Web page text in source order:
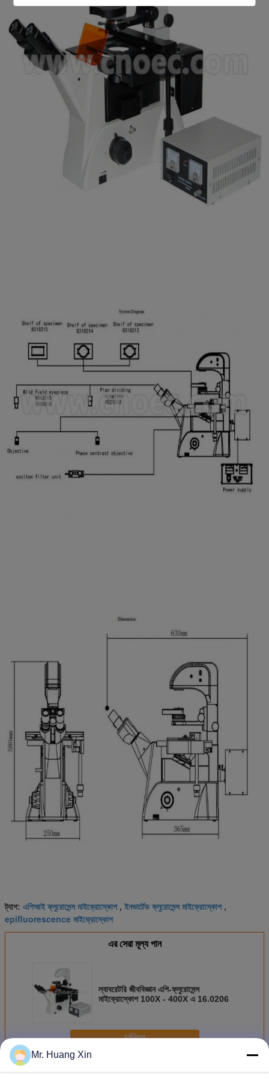
ট্যাগ: এপিআই ফ্লুরোসেন্স মাইক্রোস্কোপ, ইনভার্টেড ফ্লুরোসেন্স মাইক্রোস্কোপ,
epifluorescence মাইক্রোস্কোপ
এর সেরা মূল্য পান
ল্যাবরেটরি জীববিজ্ঞান এপি-ফ্লুরোসেন্স
মাইক্রোস্কোপ 100X - 400X এ 16.0206
চালিয়ে
অধিকপ্রতিচ্ছবি মাইক্রোস্কোপ
Mr. Huang Xin